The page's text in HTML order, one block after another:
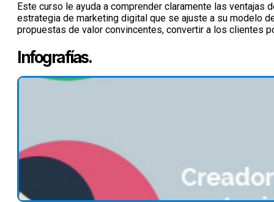
Este curso le ayuda a comprender claramente las
estrategia de marketing digital que se ajuste a su modelo
propuestas de valor convincentes, convertir a los clientes
Infografías.